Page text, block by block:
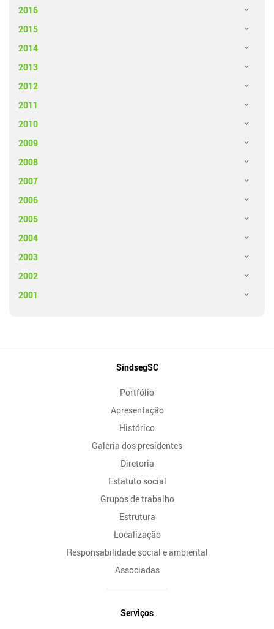
2016
2015
2014
2013
2012
2011
2010
2009
2008
2007
2006
2005
2004
2003
2002
2001
SindsegSC
Portfólio
Apresentação
Histórico
Galeria dos presidentes
Diretoria
Estatuto social
Grupos de trabalho
Estrutura
Localização
Responsabilidade social e ambiental
Associadas
Serviços